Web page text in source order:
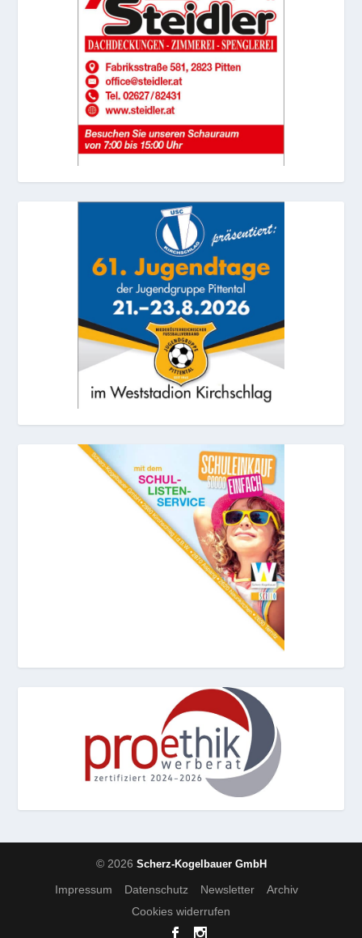
© 2026 Scherz-Kogelbauer GmbH
Impressum Datenschutz Newsletter
Archiv
Cookies widerrufen